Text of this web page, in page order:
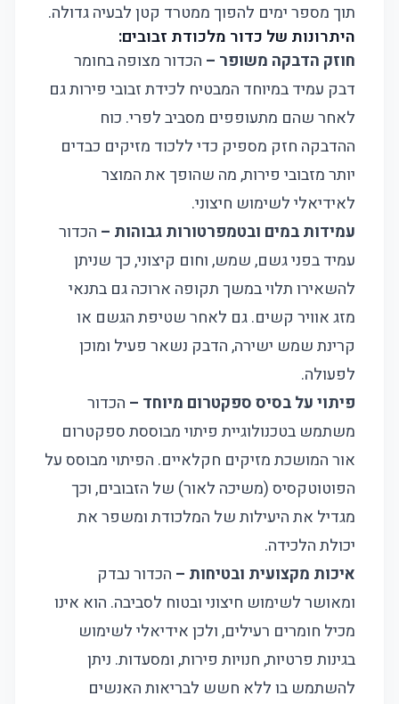
תוך מספר ימים להפוך ממטרד קטן לבעיה גדולה.
היתרונות של כדור מלכודת זבובים:
חוזק הדבקה משופר – הכדור מצופה בחומר
דבק עמיד במיוחד המבטיח לכידת זבובי פירות גם
לאחר שהם מתעופפים מסביב לפרי. כוח
ההדבקה חזק מספיק כדי ללכוד מזיקים כבדים
יותר מזבובי פירות, מה שהופך את המוצר
לאידיאלי לשימוש חיצוני.
עמידות במים ובטמפרטורות גבוהות – הכדור
עמיד בפני גשם, שמש, וחום קיצוני, כך שניתן
להשאירו תלוי במשך תקופה ארוכה גם בתנאי
מזג אוויר קשים. גם לאחר שטיפת הגשם או
קרינת שמש ישירה, הדבק נשאר פעיל ומוכן
לפעולה.
פיתוי על בסיס ספקטרום מיוחד – הכדור
משתמש בטכנולוגיית פיתוי מבוססת ספקטרום
אור המושכת מזיקים חקלאיים. הפיתוי מבוסס על
הפוטוטקסיס (משיכה לאור) של הזבובים, וכך
מגדיל את היעילות של המלכודת ומשפר את
יכולת הלכידה.
איכות מקצועית ובטיחות – הכדור נבדק
ומאושר לשימוש חיצוני ובטוח לסביבה. הוא אינו
מכיל חומרים רעילים, ולכן אידיאלי לשימוש
בגינות פרטיות, חנויות פירות, ומסעדות. ניתן
להשתמש בו ללא חשש לבריאות האנשים